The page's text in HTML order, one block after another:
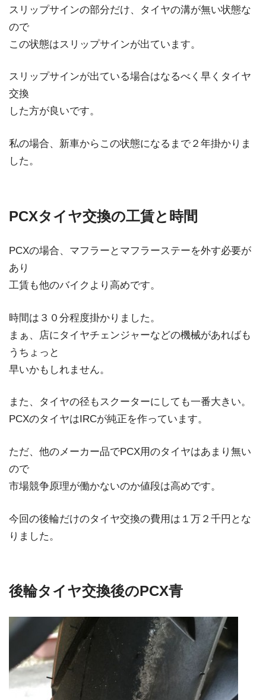
スリップサインの部分だけ、タイヤの溝が無い状態な
ので
この状態はスリップサインが出ています。
スリップサインが出ている場合はなるべく早くタイヤ
交換
した方が良いです。
私の場合、新車からこの状態になるまで２年掛かりま
した。
PCXタイヤ交換の工賃と時間
PCXの場合、マフラーとマフラーステーを外す必要が
あり
工賃も他のバイクより高めです。
時間は３０分程度掛かりました。
まぁ、店にタイヤチェンジャーなどの機械があればも
うちょっと
早いかもしれません。
また、タイヤの径もスクーターにしても一番大きい。
PCXのタイヤはIRCが純正を作っています。
ただ、他のメーカー品でPCX用のタイヤはあまり無い
ので
市場競争原理が働かないのか値段は高めです。
今回の後輪だけのタイヤ交換の費用は１万２千円とな
りました。
後輪タイヤ交換後のPCX青